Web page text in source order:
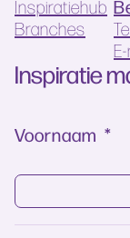
Inspiratiehub
Branches
Inspiratie
Voornaam *